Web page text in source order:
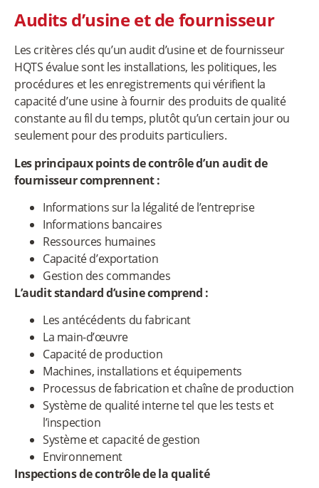
Audits d’usine et de fournisseur
Les critères clés qu’un audit d’usine et de fournisseur
HQTS évalue sont les installations, les politiques, les
procédures et les enregistrements qui vérifient la
capacité d’une usine à fournir des produits de qualité
constante au fil du temps, plutôt qu’un certain jour ou
seulement pour des produits particuliers.
Les principaux points de contrôle d’un audit de
fournisseur comprennent :
Informations sur la légalité de l’entreprise
Informations bancaires
Ressources humaines
Capacité d’exportation
Gestion des commandes
L’audit standard d’usine comprend :
Les antécédents du fabricant
La main-d’œuvre
Capacité de production
Machines, installations et équipements
Processus de fabrication et chaîne de production
Système de qualité interne tel que les tests et
l’inspection
Système et capacité de gestion
Environnement
Inspections de contrôle de la qualité